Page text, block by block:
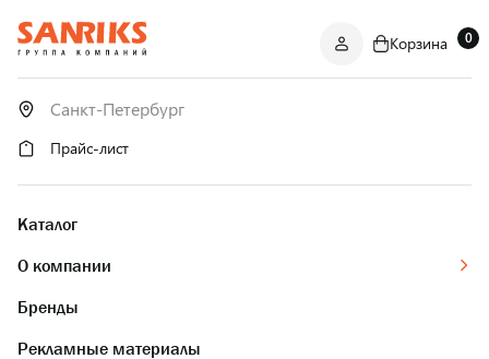
ОПТОМ
И В РОЗНИЦУ
Корзина 0
Прайс-лист
Каталог
О компании
Бренды
Рекламные материалы